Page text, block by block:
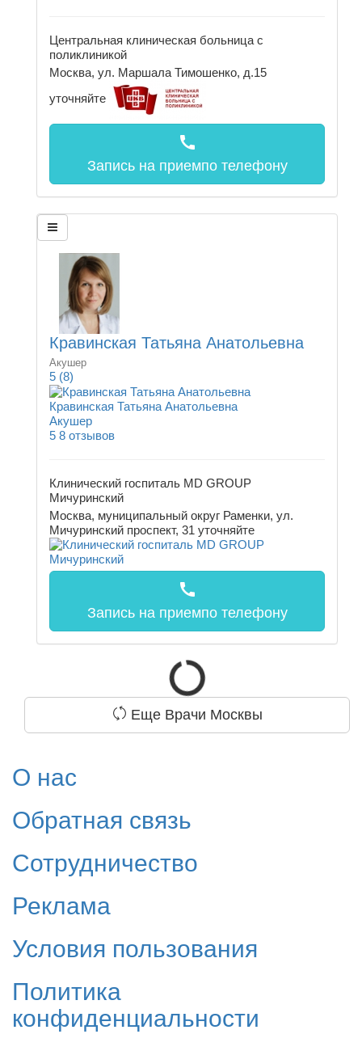
Центральная клиническая больница с
поликлиникой
Москва, ул. Маршала Тимошенко, д.15
уточняйте
call
Запись на приемпо телефону
Кравинская Татьяна Анатольевна
Акушер
5 (8)
Кравинская Татьяна Анатольевна
Акушер
5 8 отзывов
Клинический госпиталь MD GROUP
Мичуринский
Москва, муниципальный округ Раменки, ул.
Мичуринский проспект, 31 уточняйте
call
Запись на приемпо телефону
Еще Врачи Москвы
О нас
Обратная связь
Сотрудничество
Реклама
Условия пользования
Политика
конфиденциальности